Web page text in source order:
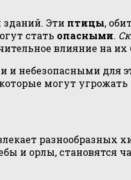
Эти птицы,
стать опасными.
влияние на их
и небезопасными для
могут
разнообразных
и орлы, становятся